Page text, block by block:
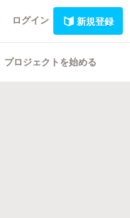
ログイン 新規登録
プロジェクトを始める